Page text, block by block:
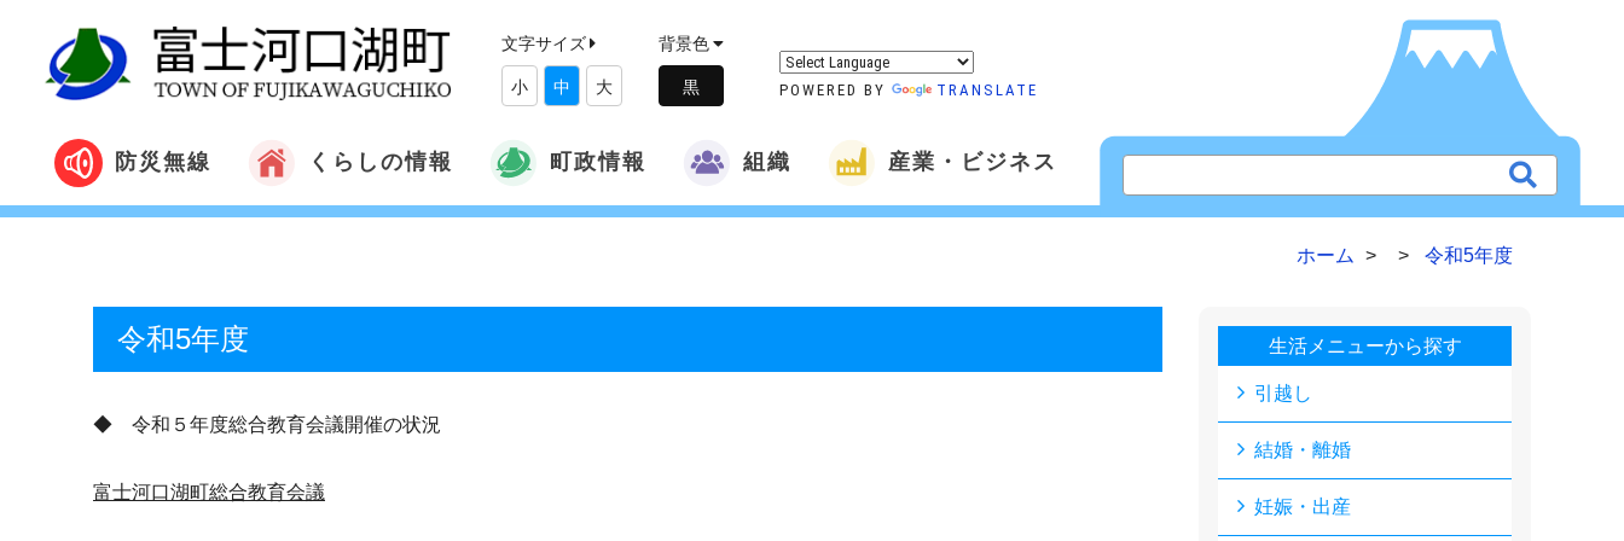
文字サイズ
小 中 大
背景色
POWERED BY TRANSLATE
防災無線 くらしの情報 町政情報 組織 産業・ビジネス
ホーム 令和5年度
令和5年度
◆ 令和５年度総合教育会議開催の状況
富士河口湖町総合教育会議
生活メニューから探す
引越し
結婚・離婚
妊娠・出産